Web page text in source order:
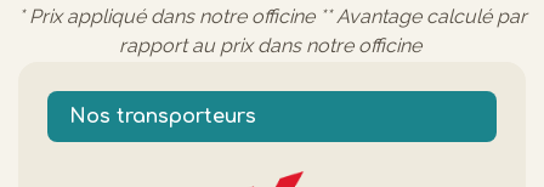
* Prix appliqué dans notre officine ** Avantage calculé par
rapport au prix dans notre officine
Nos transporteurs